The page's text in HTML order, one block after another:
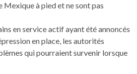
à pied et ne sont pas
en service actif ayant été annoncés
en place, les autorités
qui pourraient survenir lorsque